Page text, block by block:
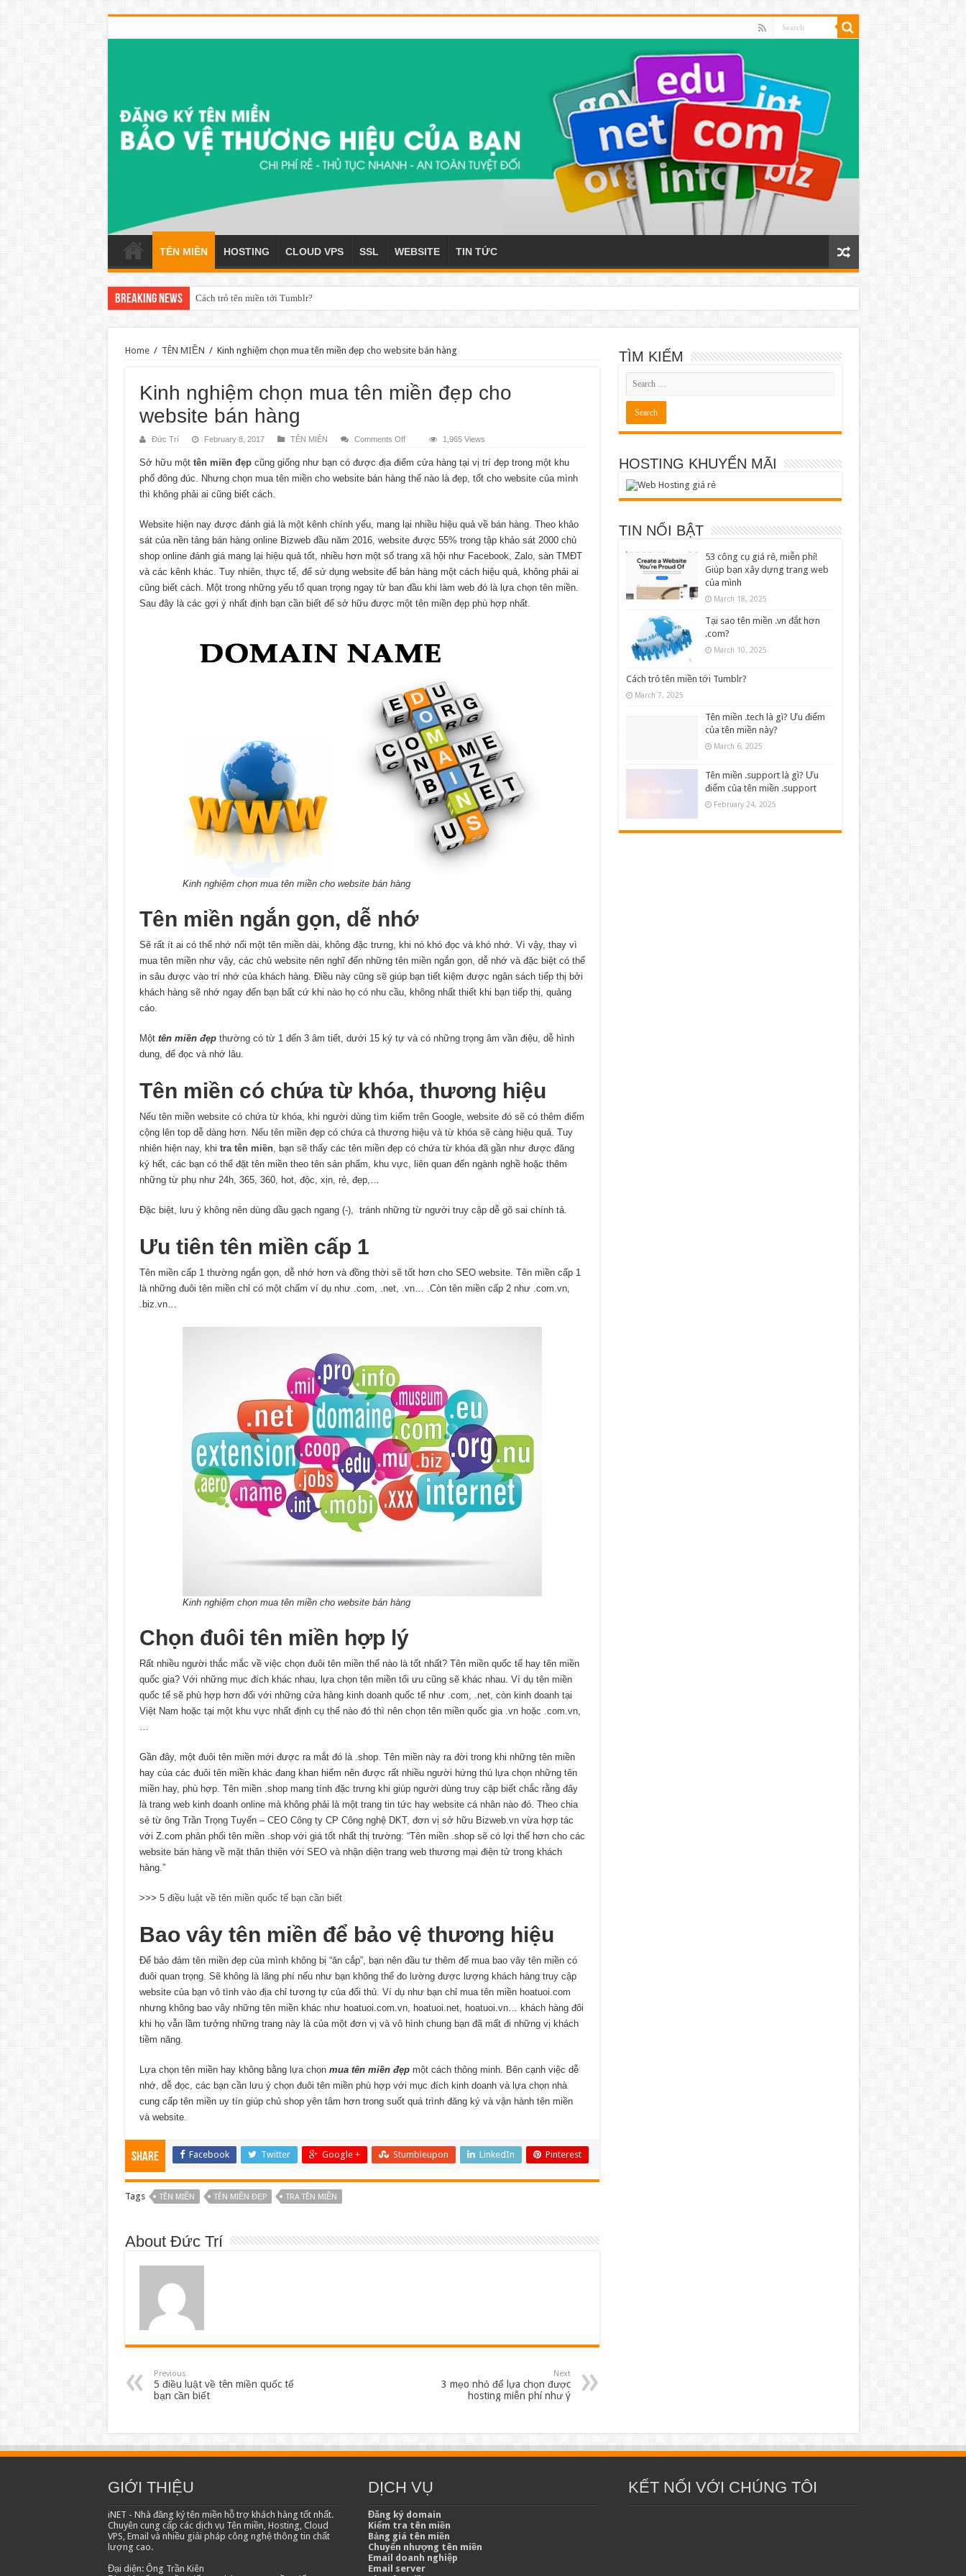
TÊN MIỀN HOSTING CLOUD VPS SSL WEBSITE TIN TỨC
Breaking News Tên miền .tech là gì? Ưu điểm của tên miền này?
Home / TÊN MIỀN / Kinh nghiệm chọn mua tên miền đẹp cho website bán hàng
Kinh nghiệm chọn mua tên miền đẹp cho
website bán hàng
Đức Trí February 8, 2017 TÊN MIỀN Comments Offon
chọn
mua
tên
bán
1,965 Views
Sở hữu một tên miền đẹpcũng giống như bạn có được địa điểm cửa hàng tại vị trí đẹp trong một khu
phố đông đúc. Nhưng chọn mua tên miền cho website bán hàng thế nào là đẹp, tốt cho website của mình
thì không phải ai cũng biết cách.
Website hiện nay được đánh giá là một kênh chính yếu, mang lại nhiều hiệu quả về bán hàng. Theo khảo
sát của nền tảng bán hàng online Bizweb đầu năm 2016, website được 55% trong tập khảo sát 2000 chủ
shop online đánh giá mang lại hiệu quả tốt, nhiều hơn một số trang xã hội như Facebook, Zalo, sàn TMĐT
và các kênh khác. Tuy nhiên, thực tế, để sử dụng website để bán hàng một cách hiệu quả, không phải ai
cũng biết cách. Một trong những yếu tố quan trọng ngay từ ban đầu khi làm web đó là lựa chọn tên miền.
Sau đây là các gợi ý nhất định bạn cần biết để sở hữu được một tên miền đẹp phù hợp nhất.
Kinh nghiệm chọn mua tên miền cho website bán hàng
Tên miền ngắn gọn, dễ nhớ
Sẽ rất ít ai có thể nhớ nổi một tên miền dài, không đặc trưng, khi nó khó đọc và khó nhớ. Vì vậy, thay vì
mua tên miền như vậy, các chủ website nên nghĩ đến những tên miền ngắn gọn, dễ nhớ và đặc biệt có thể
in sâu được vào trí nhớ của khách hàng. Điều này cũng sẽ giúp bạn tiết kiệm được ngân sách tiếp thị bởi
khách hàng sẽ nhớ ngay đến bạn bất cứ khi nào họ có nhu cầu, không nhất thiết khi bạn tiếp thị, quảng
cáo.
Một tên miền đẹpthường có từ 1 đến 3 âm tiết, dưới 15 ký tự và có những trọng âm vần điệu, dễ hình
dung, để đọc và nhớ lâu.
Tên miền có chứa từ khóa, thương hiệu
Nếu tên miền website có chứa từ khóa, khi người dùng tìm kiếm trên Google, website đó sẽ có thêm điểm
cộng lên top dễ dàng hơn. Nếu tên miền đẹp có chứa cả thương hiệu và từ khóa sẽ càng hiệu quả. Tuy
nhiên hiện nay, khi tra tên miền, bạn sẽ thấy các tên miền đẹp có chứa từ khóa đã gần như được đăng
ký hết, các bạn có thể đặt tên miền theo tên sản phẩm, khu vực, liên quan đến ngành nghề hoặc thêm
những từ phụ như 24h, 365, 360, hot, độc, xịn, rẻ, đẹp,…
Đặc biệt, lưu ý không nên dùng dầu gạch ngang (-), tránh những từ người truy cập dễ gõ sai chính tả.
Ưu tiên tên miền cấp 1
Tên miền cấp 1 thường ngắn gọn, dễ nhớ hơn và đồng thời sẽ tốt hơn cho SEO website. Tên miền cấp 1
là những đuôi tên miền chỉ có một chấm ví dụ như .com, .net, .vn… .Còn tên miền cấp 2 như .com.vn,
.biz.vn…
Kinh nghiệm chọn mua tên miền cho website bán hàng
Chọn đuôi tên miền hợp lý
Rất nhiều người thắc mắc về việc chọn đuôi tên miền thế nào là tốt nhất? Tên miền quốc tế hay tên miền
quốc gia? Với những mục đích khác nhau, lựa chọn tên miền tối ưu cũng sẽ khác nhau. Ví dụ tên miền
quốc tế sẽ phù hợp hơn đối với những cửa hàng kinh doanh quốc tế như .com, .net, còn kinh doanh tại
Việt Nam hoặc tại một khu vực nhất định cụ thể nào đó thì nên chọn tên miền quốc gia .vn hoặc .com.vn,
Gần đây, một đuôi tên miền mới được ra mắt đó là .shop. Tên miền này ra đời trong khi những tên miền
hay của các đuôi tên miền khác đang khan hiếm nên được rất nhiều người hứng thú lựa chọn những tên
miền hay, phù hợp. Tên miền .shop mang tính đặc trưng khi giúp người dùng truy cập biết chắc rằng đây
là trang web kinh doanh online mà không phải là một trang tin tức hay website cá nhân nào đó. Theo chia
sẻ từ ông Trần Trọng Tuyến – CEO Công ty CP Công nghệ DKT, đơn vị sở hữu Bizweb.vn vừa hợp tác
với Z.com phân phối tên miền .shop với giá tốt nhất thị trường: “Tên miền .shop sẽ có lợi thế hơn cho các
website bán hàng về mặt thân thiện với SEO và nhận diện trang web thương mại điện tử trong khách
hàng.”
>>> 5 điều luật về tên miền quốc tế bạn cần biết
Bao vây tên miền để bảo vệ thương hiệu
Để bảo đảm tên miền đẹp của mình không bị “ăn cắp”, bạn nên đầu tư thêm để mua bao vây tên miền có
đuôi quan trọng. Sẽ không là lãng phí nếu như bạn không thể đo lường được lượng khách hàng truy cập
website của bạn vô tình vào địa chỉ tương tự của đối thủ. Ví dụ như bạn chỉ mua tên miền hoatuoi.com
nhưng không bao vây những tên miền khác như hoatuoi.com.vn, hoatuoi.net, hoatuoi.vn… khách hàng đôi
khi họ vẫn lầm tưởng những trang này là của một đơn vị và vô hình chung bạn đã mất đi những vị khách
tiềm năng.
Lựa chọn tên miền hay không bằng lựa chọn mua tên miền đẹpmột cách thông minh. Bên cạnh việc dễ
nhớ, dễ đọc, các bạn cần lưu ý chọn đuôi tên miền phù hợp với mục đích kinh doanh và lựa chọn nhà
cung cấp tên miền uy tín giúp chủ shop yên tâm hơn trong suốt quá trình đăng ký và vận hành tên miền
và website.
Share Facebook Twitter Google + Stumbleupon LinkedIn Pinterest
Tags TÊN MIỀN TÊN MIỀN ĐẸP TRA TÊN MIỀN
About Đức Trí
Previous
5 điều luật về tên miền quốc tế
bạn cần biết
Next
3 mẹo nhỏ để lựa chọn được
hosting miễn phí như ý
TÌM KIẾM
HOSTING KHUYẾN MÃI
TIN NỔI BẬT
53 công cụ giá rẻ, miễn phí!
Giúp bạn xây dựng trang web
của mình
March 18, 2025
Tại sao tên miền .vn đắt hơn
.com?
March 10, 2025
Cách trỏ tên miền tới Tumblr?
March 7, 2025
Tên miền .tech là gì? Ưu điểm
của tên miền này?
March 6, 2025
Tên miền .support là gì? Ưu
điểm của tên miền .support
February 24, 2025
GIỚI THIỆU
iNET - Nhà đăng ký tên miền hỗ trợ khách hàng tốt nhất.
Chuyên cung cấp các dịch vụ Tên miền, Hosting, Cloud
VPS, Email và nhiều giải pháp công nghệ thông tin chất
lượng cao.
Đại diện: Ông Trần Kiên
DỊCH VỤ
Đăng ký domain
Kiểm tra tên miền
Bảng giá tên miền
Chuyển nhượng tên miền
Email doanh nghiệp
Email server
KẾT NỐI VỚI CHÚNG TÔI